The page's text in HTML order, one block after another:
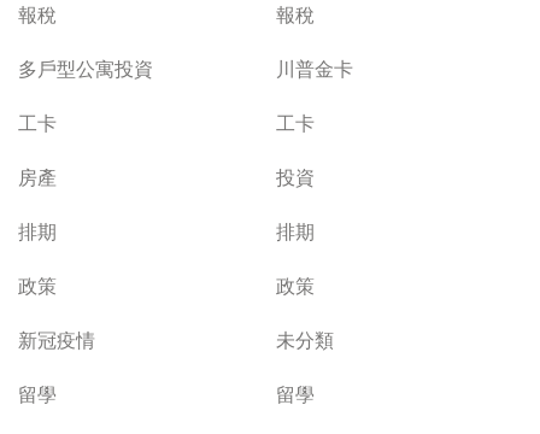
報稅
報稅
多戶型公寓投資
川普金卡
工卡
工卡
房產
投資
排期
排期
政策
政策
新冠疫情
未分類
留學
留學